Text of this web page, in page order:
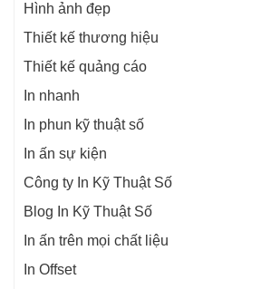
Hình ảnh đẹp
Thiết kế thương hiệu
Thiết kế quảng cáo
In nhanh
In phun kỹ thuật số
In ấn sự kiện
Công ty In Kỹ Thuật Số
Blog In Kỹ Thuật Số
In ấn trên mọi chất liệu
In Offset